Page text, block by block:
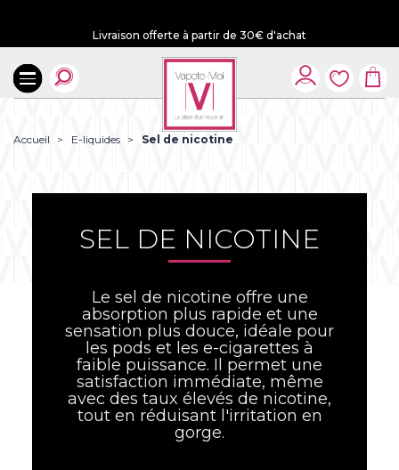
Livraison offerte à partir de 30€ d'achat
Accueil E-liquides Sel de nicotine
SEL DE NICOTINE
Le sel de nicotine offre une
absorption plus rapide et une
sensation plus douce, idéale pour
les pods et les e-cigarettes à
faible puissance. Il permet une
satisfaction immédiate, même
avec des taux élevés de nicotine,
tout en réduisant l'irritation en
gorge.